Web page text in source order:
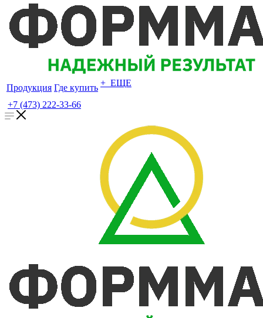
Продукция Где купить + ЕЩЕ
+7 (473) 222-33-66